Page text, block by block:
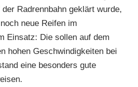
Radrennbahn geklärt wurde,
neue Reifen im
Einsatz: Die sollen auf dem
hohen Geschwindigkeiten bei
eine besonders gute